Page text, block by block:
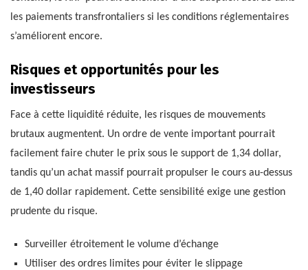
les paiements transfrontaliers si les conditions réglementaires
s’améliorent encore.
Risques et opportunités pour les
investisseurs
Face à cette liquidité réduite, les risques de mouvements
brutaux augmentent. Un ordre de vente important pourrait
facilement faire chuter le prix sous le support de 1,34 dollar,
tandis qu’un achat massif pourrait propulser le cours au-dessus
de 1,40 dollar rapidement. Cette sensibilité exige une gestion
prudente du risque.
Surveiller étroitement le volume d’échange
Utiliser des ordres limites pour éviter le slippage